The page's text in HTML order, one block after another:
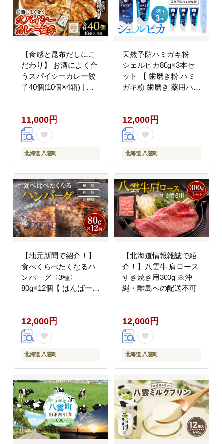
【食感と昆布だしにこ
だわり】 お酒によく合
うスパイシーカレー餃
子40個(10個×4箱) | カ
11,000円
北海道 八雲町
天然予防ハミガキ粉
シェルピカ80g×3本セ
ット 【 歯磨き粉 ハミ
ガキ粉 歯磨き 薬用ハミ
海道 】 ※沖縄・離島へ
の配送不可
12,000円
北海道 八雲町
【地元新聞で紹介！】
食べくらべたくなるハ
ンバーグ〈3種〉
80g×12個【 はんばーぐ
け 人気 北海道 冷凍 冷
凍食品 お弁当 弁当 お
かず 弁当のおかず 調理
簡単調理 食卓 人気 ラ
湾 八雲町 北海道 】 ※
沖縄・離島への配送不
可
12,000円
北海道 八雲町
【北海道情報雑誌で紹
介！】八雲牛 肩ロース
すき焼き用300g ※沖
縄・離島への配送不可
12,000円
北海道 八雲町